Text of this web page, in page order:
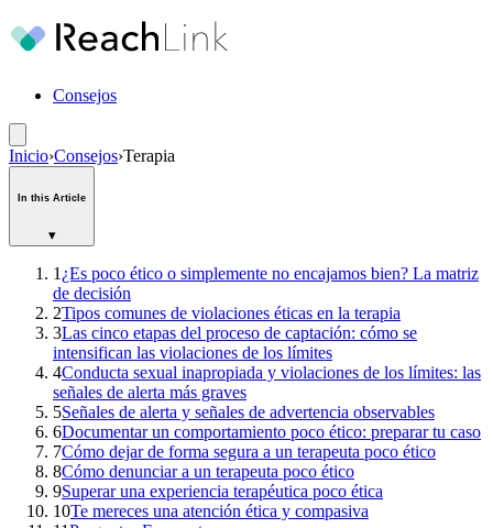
Consejos
Inicio›Consejos›Terapia
In this Article
▾
1 ¿Es poco ético o simplemente no encajamos bien? La matriz
de decisión
2Tipos comunes de violaciones éticas en la terapia
3Las cinco etapas del proceso de captación: cómo se
intensifican las violaciones de los límites
4Conducta sexual inapropiada y violaciones de los límites: las
señales de alerta más graves
5Señales de alerta y señales de advertencia observables
6Documentar un comportamiento poco ético: preparar tu caso
7Cómo dejar de forma segura a un terapeuta poco ético
8Cómo denunciar a un terapeuta poco ético
9Superar una experiencia terapéutica poco ética
10Te mereces una atención ética y compasiva